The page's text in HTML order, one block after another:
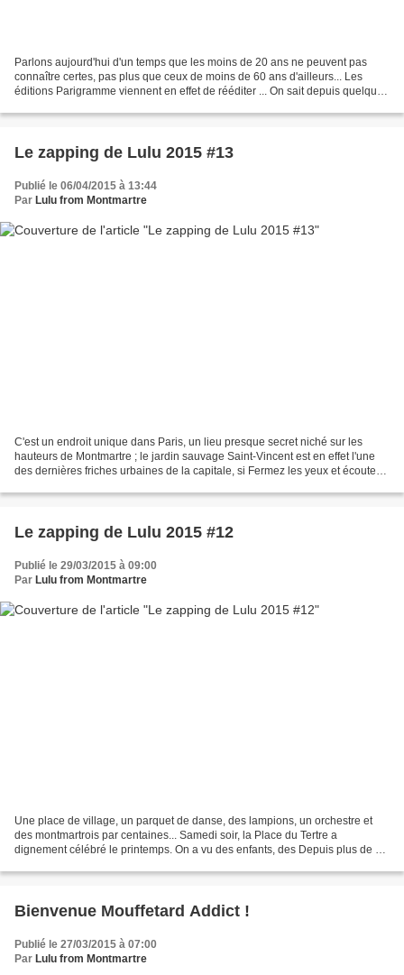
Parlons aujourd'hui d'un temps que les moins de 20 ans ne peuvent pas
connaître certes, pas plus que ceux de moins de 60 ans d'ailleurs... Les
éditions Parigramme viennent en effet de rééditer ... On sait depuis quelques
Le zapping de Lulu 2015 #13
Publié le 06/04/2015 à 13:44
Par Lulu from Montmartre
C'est un endroit unique dans Paris, un lieu presque secret niché sur les
hauteurs de Montmartre ; le jardin sauvage Saint-Vincent est en effet l'une
des dernières friches urbaines de la capitale, si Fermez les yeux et écoutez...
Le zapping de Lulu 2015 #12
Publié le 29/03/2015 à 09:00
Par Lulu from Montmartre
Une place de village, un parquet de danse, des lampions, un orchestre et
des montmartrois par centaines... Samedi soir, la Place du Tertre a
dignement célébré le printemps. On a vu des enfants, des Depuis plus de dix
Bienvenue Mouffetard Addict !
Publié le 27/03/2015 à 07:00
Par Lulu from Montmartre